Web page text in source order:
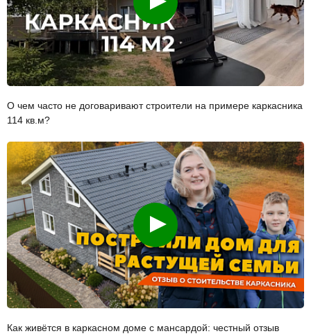
О чем часто не договаривают строители на примере каркасника
114 кв.м?
Смотреть
Как живётся в каркасном доме с мансардой: честный отзыв